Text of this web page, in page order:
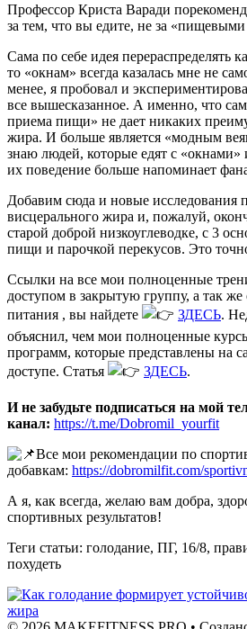
Профессор Криста Варади
за тем, что вы едите, не за
Сама по себе идея перераспределять
то «окнам» всегда казалась мне не
менее, я пробовал и
все вышесказанное. А именно, что
приема пищи» не дает никаких
жира. И больше является «модным
знаю людей, которые едят с
их поведение больше напоминает
Добавим сюда и новые исследования
висцерального жира и, пожалуй,
старой доброй низкоуглеводке, с 3
пищи и парочкой перекусов. Это
Ссылки на все мои полноценные
доступом в закрытую группу, а так
питания , вы найдете
ЗДЕСЬ.
объяснил, чем мои полноценные
программ, которые представлены на
доступе. Статья
ЗДЕСЬ.
И не забудьте подписаться на мой
канал: https://t.me/Dobromil_yourfit
Все мои рекомендации по
добавкам: https://dobromilfit.com/
А я, как всегда, желаю вам добра,
спортивных результатов!
Теги статьи: голодание, ПГ, 16/8,
похудеть